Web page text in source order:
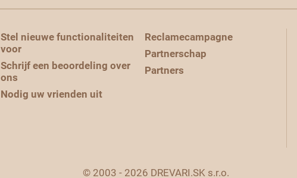
Stel nieuwe functionaliteiten
voor
Schrijf een beoordeling over
ons
Nodig uw vrienden uit
Reclamecampagne
Partnerschap
Partners
© 2003 - 2026 DREVARI.SK s.r.o.